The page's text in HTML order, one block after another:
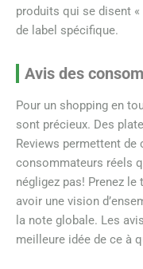
produits qui se disent
de label spécifique.
Avis des
Pour un shopping en
sont précieux. Des
Reviews permettent de
consommateurs réels
négligez pas! Prenez
avoir une vision
la note globale. Les
meilleure idée de ce à